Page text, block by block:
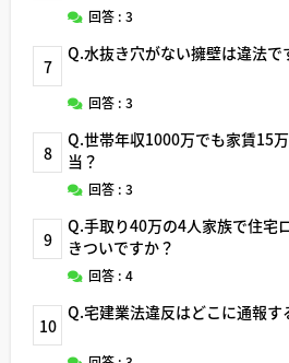
回答 : 3
7
Q.水抜き穴がない擁壁は違法で
回答 : 3
8
Q.世帯年収1000万でも家賃15
当？
回答 : 3
9
Q.手取り40万の4人家族で住宅
きついですか？
回答 : 4
10
Q.宅建業法違反はどこに通報す